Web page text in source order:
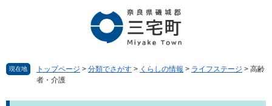
現在地 トップページ > 分類でさがす > くらしの情報 > ライフステージ > 高齢
者・介護